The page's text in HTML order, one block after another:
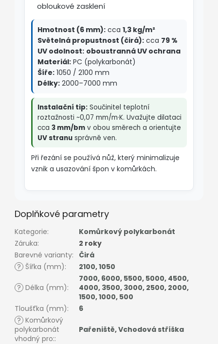
obloukové zasklení
Hmotnost (6 mm): cca 1,3 kg/m²
Světelná propustnost (čirá): cca 79 %
UV odolnost: oboustranná UV ochrana
Materiál: PC (polykarbonát)
Šíře: 1050 / 2100 mm
Délky: 2000–7000 mm
Instalační tip: Součinitel teplotní
roztažnosti ~0,07 mm/m·K. Uvažujte dilataci
cca 3 mm/bm v obou směrech a orientujte
UV stranu správně ven.
Při řezání se používá nůž, který minimalizuje
vznik a usazování špon v komůrkách.
Doplňkové parametry
Kategorie:
Komůrkový polykarbonát
Záruka:
2 roky
Barevné varianty:
Čirá
? Šířka (mm): 2100,1050
? Délka (mm):
7000, 6000, 5500, 5000, 4500,
4000, 3500, 3000, 2500, 2000,
1500,1000, 500
Tloušťka (mm):
6
? Komůrkový
polykarbonát
vhodný pro::
Pařeniště,Vchodová stříška